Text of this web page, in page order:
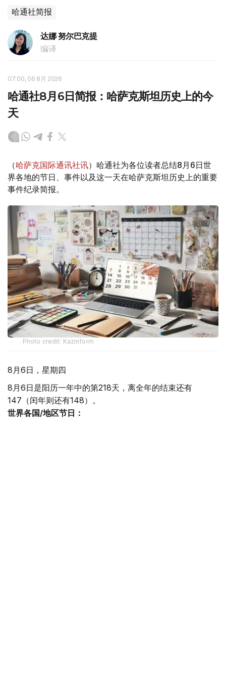
哈通社简报
达娜 努尔巴克提
编译
07:00, 06 8月 2026
哈通社8月6日简报：哈萨克斯坦历史上的今
天
（哈萨克国际通讯社讯）哈通社为各位读者总结8月6日世
界各地的节日、事件以及这一天在哈萨克斯坦历史上的重要
事件纪录简报。
Photo credit: Kazinform
8月6日，星期四
8月6日是阳历一年中的第218天，离全年的结束还有
147（闰年则还有148）。
世界各国/地区节日：